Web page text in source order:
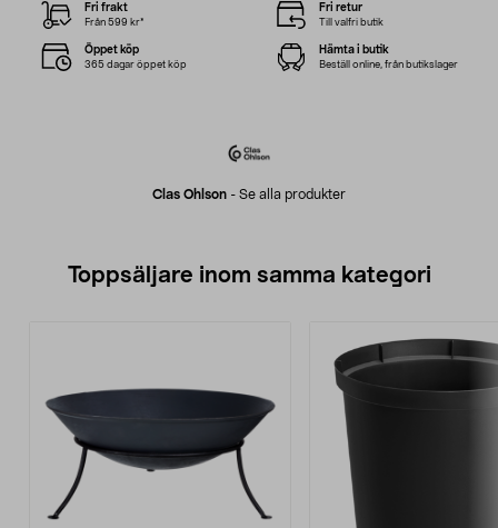
Clas Ohlson - Se alla produkter
Fri frakt
Från 599 kr*
Fri retur
Till valfri butik
Öppet köp
365 dagar öppet köp
Hämta i butik
Beställ online, från butikslager
Toppsäljare inom samma kategori